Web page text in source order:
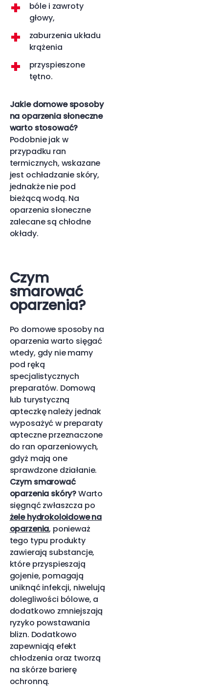
bóle i zawroty
głowy,
zaburzenia układu
krążenia
przyspieszone
tętno.
Jakie domowe sposoby
na oparzenia słoneczne
warto stosować?
Podobnie jak w
przypadku ran
termicznych, wskazane
jest ochładzanie skóry,
jednakże nie pod
bieżącą wodą. Na
oparzenia słoneczne
zalecane są chłodne
okłady.
Czym
smarować
oparzenia?
Po domowe sposoby na
oparzenia warto sięgać
wtedy, gdy nie mamy
pod ręką
specjalistycznych
preparatów. Domową
lub turystyczną
apteczkę należy jednak
wyposażyć w preparaty
apteczne przeznaczone
do ran oparzeniowych,
gdyż mają one
sprawdzone działanie.
Czym smarować
oparzenia skóry?Warto
sięgnąć zwłaszcza po
żele hydrokoloidowe na
oparzenia, ponieważ
tego typu produkty
zawierają substancje,
które przyspieszają
gojenie, pomagają
uniknąć infekcji, niwelują
dolegliwości bólowe, a
dodatkowo zmniejszają
ryzyko powstawania
blizn. Dodatkowo
zapewniają efekt
chłodzenia oraz tworzą
na skórze barierę
ochronną.